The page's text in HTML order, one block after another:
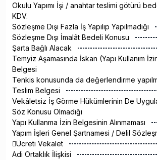
Okulu Yapımı İşi / anahtar teslimi götürü
KDV.
Sözleşme Dışı Fazla İş Yapılıp Yapılmadığı
Sözleşme Dışı İmalât Bedeli Konusu
Şarta Bağlı Alacak
Temyiz Aşamasında İskan (Yapı Kullanım
Belgesi
Tenkis konusunda da değerlendirme
Teslim Belgesi
Vekâletsiz İş Görme Hükümlerinin De
Söz Konusu Olmadığı
Yapı Kullanma İzin Belgesinin Alınmaması
Yapım İşleri Genel Şartnamesi / Delil
Ücreti Vekalet
Adi Ortaklık İlişkisi